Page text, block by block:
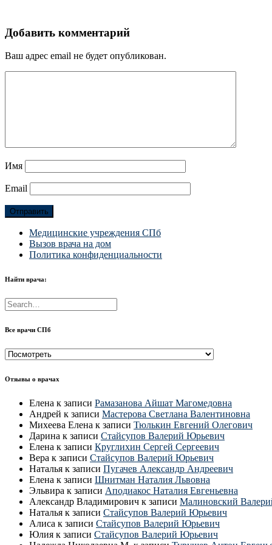
Добавить комментарий
Ваш адрес email не будет опубликован.
Имя
Email
Медицинские учреждения СПб
Вызов врача на дом
Политика конфиденциальности
Найти врача:
Все врачи СПб
Все
СПб
Отзывы о врачах
Елена к записи Рамазанова Айшат Магомедовна
Андрей к записи Мастерова Светлана Валентиновна
Михеева Елена к записи Тюлькин Евгений Олегович
Дарина к записи Стайсупов Валерий Юрьевич
Елена к записи Круглихин Сергей Сергеевич
Вера к записи Стайсупов Валерий Юрьевич
Наталья к записи Пугачев Александр Андреевич
Елена к записи Шнитман Наталия Львовна
Эльвира к записи Аподиакос Наталия Евгеньевна
Александр Владимирович к записи Малиновский
Наталья к записи Стайсупов Валерий Юрьевич
Алиса к записи Стайсупов Валерий Юрьевич
Юлия к записи Стайсупов Валерий Юрьевич